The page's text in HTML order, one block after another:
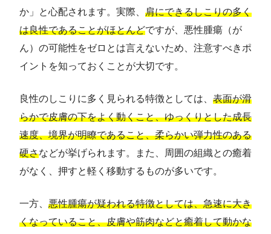
か」と心配されます。実際、 肩にできるしこりの多く
は良性であることがほとんどですが、悪性腫瘍（が
ん）の可能性をゼロとは言えないため、注意すべきポ
イントを知っておくことが大切です。
良性のしこりに多く見られる特徴としては、 表面が滑
らかで皮膚の下をよく動くこと、ゆっくりとした成長
速度、境界が明瞭であること、柔らかい弾力性のある
硬さなどが挙げられます。また、周囲の組織との癒着
がなく、押すと軽く移動するものが多いです。
一方、 悪性腫瘍が疑われる特徴としては、急速に大き
くなっていること、皮膚や筋肉などと癒着して動かな